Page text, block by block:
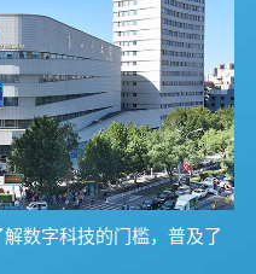
数字科技的门槛，普及了